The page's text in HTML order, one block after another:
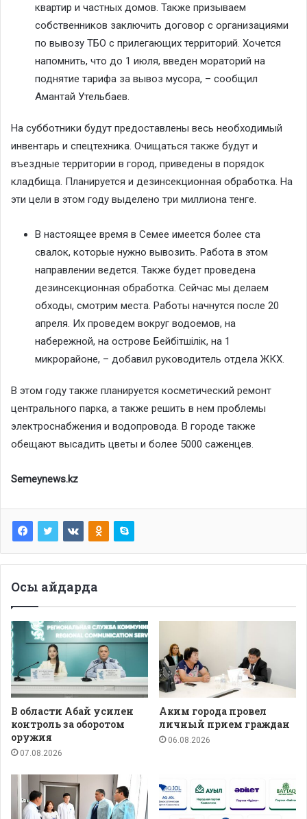
квартир и частных домов. Также призываем
собственников заключить договор с организациями
по вывозу ТБО с прилегающих территорий. Хочется
напомнить, что до 1 июля, введен мораторий на
поднятие тарифа за вывоз мусора, – сообщил
Амантай Утельбаев.
На субботники будут предоставлены весь необходимый
инвентарь и спецтехника. Очищаться также будут и
въездные территории в город, приведены в порядок
кладбища. Планируется и дезинсекционная обработка. На
эти цели в этом году выделено три миллиона тенге.
В настоящее время в Семее имеется более ста
свалок, которые нужно вывозить. Работа в этом
направлении ведется. Также будет проведена
дезинсекционная обработка. Сейчас мы делаем
обходы, смотрим места. Работы начнутся после 20
апреля. Их проведем вокруг водоемов, на
набережной, на острове Бейбітшілік, на 1
микрорайоне, – добавил руководитель отдела ЖКХ.
В этом году также планируется косметический ремонт
центрального парка, а также решить в нем проблемы
электроснабжения и водопровода. В городе также
обещают высадить цветы и более 5000 саженцев.
Semeynews.kz
Осы айдарда
В области Абай усилен
контроль за оборотом
оружия
07.08.2026
Аким города провел
личный прием граждан
06.08.2026